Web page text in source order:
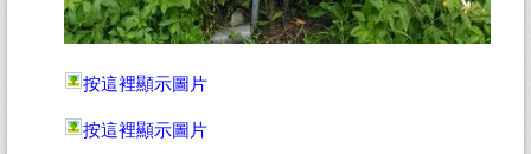
按這裡顯示圖片
按這裡顯示圖片